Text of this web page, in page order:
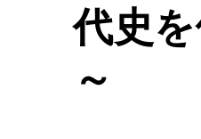
代史
～